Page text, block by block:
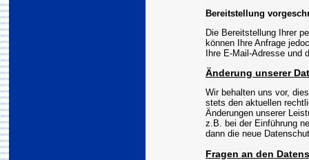
Bereitstellung
Die Bereitstellung Ihrer
können Ihre Anfrage
Ihre E-Mail-Adresse und
Änderung unserer
Wir behalten uns vor,
stets den aktuellen
Änderungen unserer
z.B. bei der Einführung
dann die neue
Fragen an den